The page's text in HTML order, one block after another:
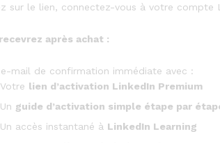
sur le lien, connectez-vous à votre
après achat :
e-mail de confirmation immédiate avec :
lien d’activation LinkedIn Premium
guide d’activation simple étape par
Un accès instantané à LinkedIn Learning